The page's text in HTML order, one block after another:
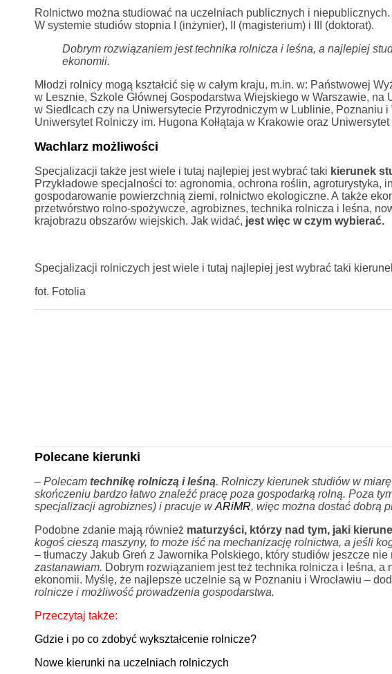
Rolnictwo można studiować na uczelniach publicznych i
W systemie studiów stopnia I (inżynier), II (magisterium) i III (doktorat).
Dobrym rozwiązaniem jest technika rolnicza i leśna, a najlepiej
ekonomii.
Młodzi rolnicy mogą kształcić się w całym kraju, m.in. w: Państwowej
w Lesznie, Szkole Głównej Gospodarstwa Wiejskiego w Warszawie,
w Siedlcach czy na Uniwersytecie Przyrodniczym w Lublinie, Poznaniu i
Uniwersytet Rolniczy im. Hugona Kołłątaja w Krakowie oraz
Wachlarz możliwości
Specjalizacji także jest wiele i tutaj najlepiej jest wybrać taki kierunek
Przykładowe specjalności to: agronomia, ochrona roślin, agroturystyka,
gospodarowanie powierzchnią ziemi, rolnictwo ekologiczne. A także
przetwórstwo rolno-spożywcze, agrobiznes, technika rolnicza i leśna,
krajobrazu obszarów wiejskich. Jak widać, jest więc w czym wybierać.
Specjalizacji rolniczych jest wiele i tutaj najlepiej jest wybrać taki
fot. Fotolia
Polecane kierunki
– Polecam technikę rolniczą i leśną. Rolniczy kierunek studiów w
skończeniu bardzo łatwo znaleźć pracę poza gospodarką rolną. Poza
specjalizacji agrobiznes) i pracuje wARiMR, więc można dostać dobrą
Podobne zdanie mają również maturzyści, którzy nad tym, jaki
kogoś cieszą maszyny, to może iść na mechanizację rolnictwa, a jeśli
– tłumaczy Jakub Greń z Jawornika Polskiego, który studiów jeszcze nie
zastanawiam. Dobrym rozwiązaniem jest też technika rolnicza i leśna,
ekonomii. Myślę, że najlepsze uczelnie są w Poznaniu i Wrocławiu –
rolnicze i możliwość prowadzenia gospodarstwa.
Przeczytaj także:
Gdzie i po co zdobyć wykształcenie rolnicze?
Nowe kierunki na uczelniach rolniczych